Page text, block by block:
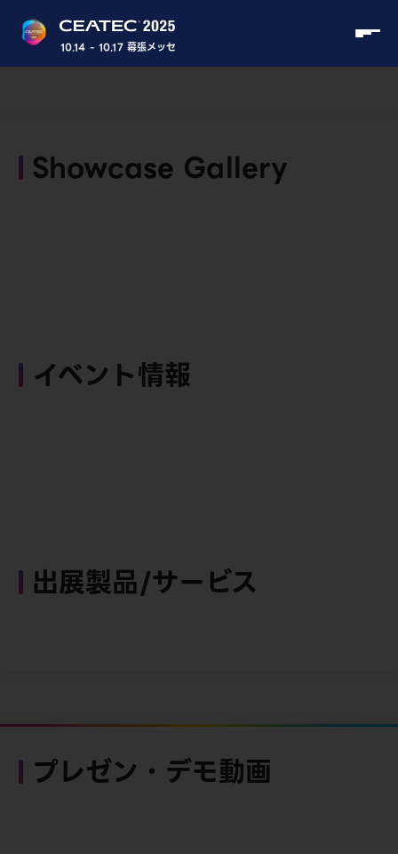
10.14 - 10.17 幕張メッセ
Showcase Gallery
イベント情報
出展製品/サービス
プレゼン・デモ動画